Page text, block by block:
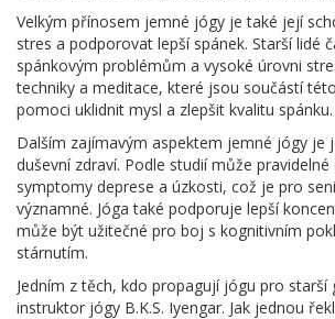
Velkým přínosem jemné jógy je také její
stres a podporovat lepší spánek. Starší lidé
spánkovým problémům a vysoké úrovni
techniky a meditace, které jsou součástí
pomoci uklidnit mysl a zlepšit kvalitu spánku.
Dalším zajímavým aspektem jemné jógy je
duševní zdraví. Podle studií může
symptomy deprese a úzkosti, což je pro
významné. Jóga také podporuje lepší
může být užitečné pro boj s kognitivním
stárnutím.
Jedním z těch, kdo propagují jógu pro starší
instruktor jógy B.K.S. Iyengar. Jak jednou